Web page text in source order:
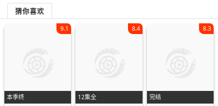
猜你喜欢
本季终
9.1
12集全
8.4
完结
8.3